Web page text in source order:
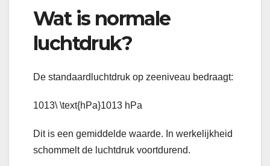
Wat is normale
luchtdruk?
De standaardluchtdruk op zeeniveau bedraagt:
1013\ \text{hPa}1013 hPa
Dit is een gemiddelde waarde. In werkelijkheid
schommelt de luchtdruk voortdurend.